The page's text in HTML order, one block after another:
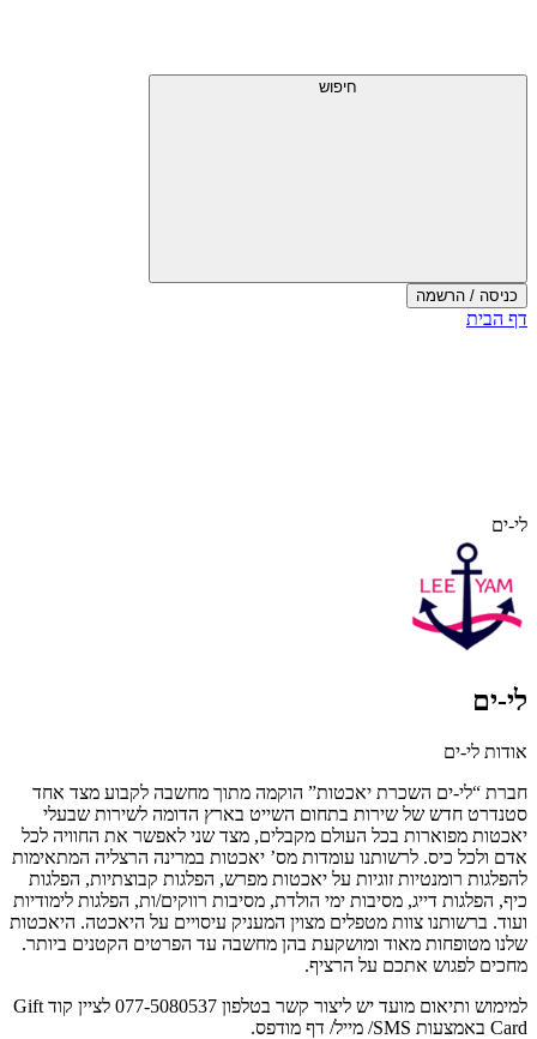
חיפוש
כניסה / הרשמה
דף הבית
לי-ים
לי-ים
אודות לי-ים
חברת “לי-ים השכרת יאכטות” הוקמה מתוך מחשבה לקבוע מצד אחד
סטנדרט חדש של שירות בתחום השייט בארץ הדומה לשירות שבעלי
יאכטות מפוארות בכל העולם מקבלים, מצד שני לאפשר את החוויה לכל
אדם ולכל כיס. לרשותנו עומדות מס’ יאכטות במרינה הרצליה המתאימות
להפלגות רומנטיות זוגיות על יאכטות מפרש, הפלגות קבוצתיות, הפלגות
כיף, הפלגות דייג, מסיבות ימי הולדת, מסיבות רווקים/ות, הפלגות לימודיות
ועוד. ברשותנו צוות מטפלים מצוין המעניק עיסויים על היאכטה. היאכטות
שלנו מטופחות מאוד ומושקעת בהן מחשבה עד הפרטים הקטנים ביותר.
מחכים לפגוש אתכם על הרציף.
למימוש ותיאום מועד יש ליצור קשר בטלפון 077-5080537 לציין קוד Gift
Card באמצעות SMS/ מייל/ דף מודפס.